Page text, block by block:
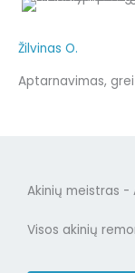
Žilvinas O.
Aptarnavimas,
Akinių meistras -
Visos akinių